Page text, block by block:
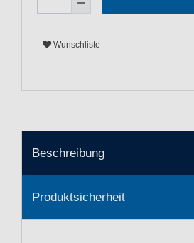
Wunschliste
Beschreibung
Produktsicherheit